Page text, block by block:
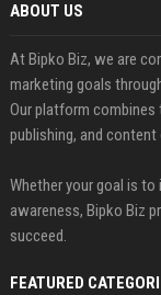
ABOUT US
At Bipko Biz, we are
marketing goals
Our platform
publishing, and
Whether your goal is to
awareness, Bipko Biz
succeed.
FEATURED